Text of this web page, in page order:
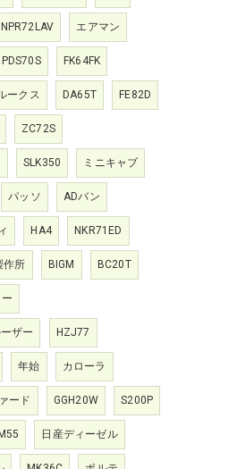
NPR72LAV エアマン
PDS70S FK64FK
ークス DA65T FE82D
ZC72S
SLK350 ミニキャブ
パッソ ADバン
HA4 NKR71ED
作所 BIGM BC20T
ザー HZJ77
年始 カローラ
ード GGH20W S200P
日産ディーゼル